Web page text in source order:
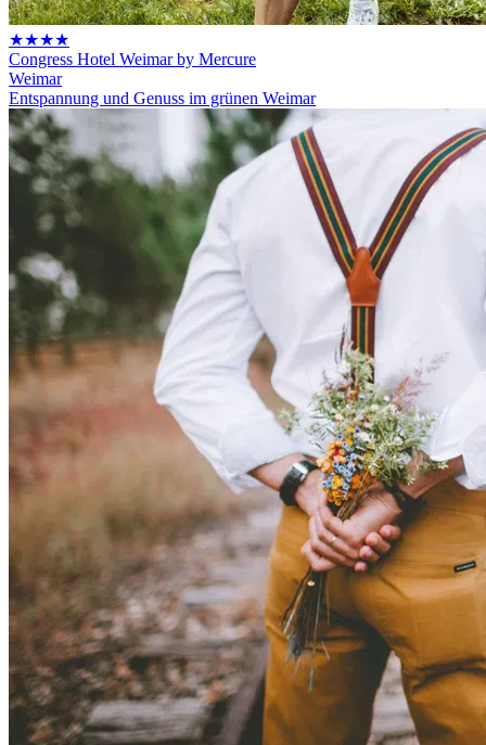
★★★★
Congress Hotel Weimar by Mercure
Weimar
Entspannung und Genuss im grünen Weimar